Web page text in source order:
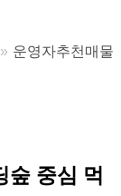
운영자추천매물
숲 중심 먹